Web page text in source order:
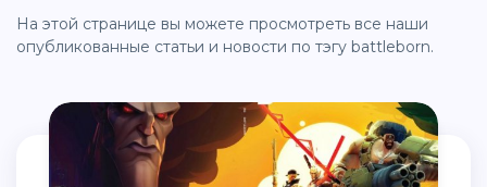
На этой странице вы можете просмотреть все наши
опубликованные статьи и новости по тэгу battleborn.